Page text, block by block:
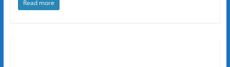
Read more